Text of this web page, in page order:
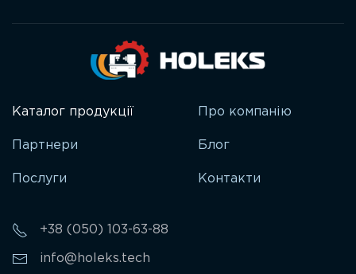
Каталог продукції
Партнери
Послуги
Про компанію
Блог
Контакти
+38 (050) 103-63-88
info@holeks.tech